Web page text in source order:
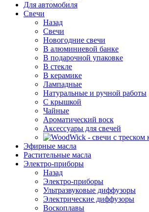
Для автомобиля
Свечи
Назад
Свечи
Новогодние свечи
В алюминиевой банке
В подарочной упаковке
В стекле
В керамике
Лампадные
Натуральные и ручной работы
С крышкой
Чайные
Ароматический воск
Аксессуары для свечей
Эфирные масла
Растительные масла
Электро-приборы
Назад
Электро-приборы
Ультразвуковые диффузоры
Электрические диффузоры
Воскоплавы